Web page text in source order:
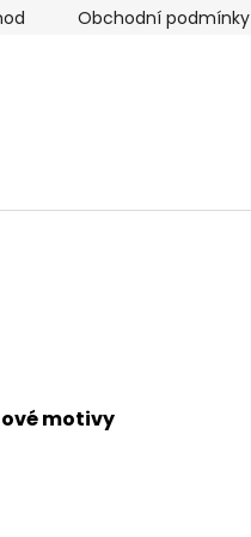
Obchodní podmínky
motivy